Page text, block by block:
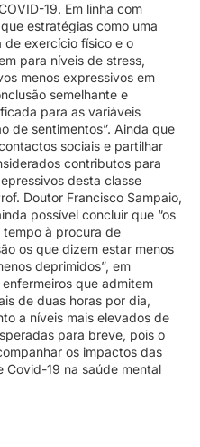
19. Em linha com
estratégias como uma
de exercício físico e o
para níveis de stress,
menos expressivos em
semelhante e
para as variáveis
de sentimentos”. Ainda que
sociais e partilhar
contributos para
desta classe
Doutor Francisco Sampaio,
possível concluir que “os
tempo à procura de
os que dizem estar menos
deprimidos”, em
que admitem
de duas horas por dia,
a níveis mais elevados de
para breve, pois o
os impactos das
Covid-19 na saúde mental